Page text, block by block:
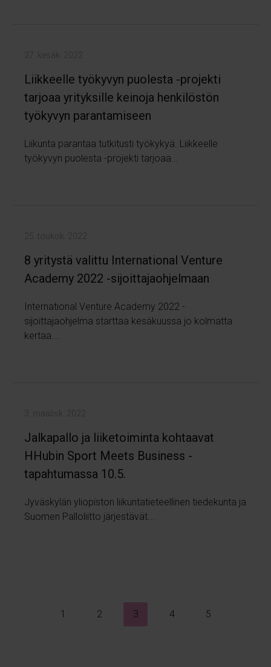
27. kesäk. 2022
Liikkeelle työkyvyn puolesta -projekti
tarjoaa yrityksille keinoja henkilöstön
työkyvyn parantamiseen
Liikunta parantaa tutkitusti työkykyä. Liikkeelle
työkyvyn puolesta -projekti tarjoaa...
25. toukok. 2022
8 yritystä valittu International Venture
Academy 2022 -sijoittajaohjelmaan
International Venture Academy 2022 -
sijoittajaohjelma starttaa kesäkuussa jo kolmatta
kertaa....
3. maalisk. 2022
Jalkapallo ja liiketoiminta kohtaavat
HHubin Sport Meets Business -
tapahtumassa 10.5.
Jyväskylän yliopiston liikuntatieteellinen tiedekunta ja
Suomen Palloliitto järjestävät...
1 2 3 4 5